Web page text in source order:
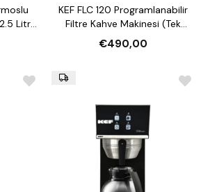
Litre
KEF FLC 120 Programlanabilir
Filtre Kahve Makinesi (Tek
Plakalı Model)
€490,00